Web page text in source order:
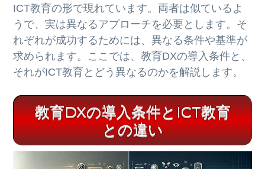
ICT教育の形で現れています。両者は似ているよ
うで、実は異なるアプローチを必要とします。そ
れぞれが成功するためには、異なる条件や基準が
求められます。ここでは、教育DXの導入条件と、
それがICT教育とどう異なるのかを解説します。
教育DXの導入条件とICT教育
との違い